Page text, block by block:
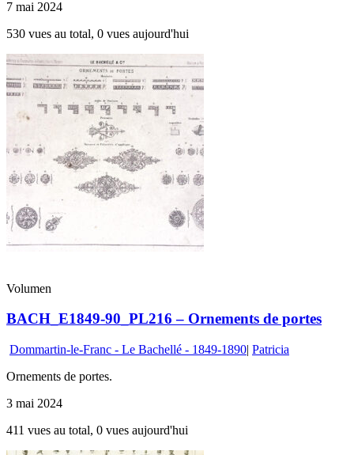
7 mai 2024
530 vues au total, 0 vues aujourd'hui
Volumen
BACH_E1849-90_PL216 – Ornements de portes
Dommartin-le-Franc - Le Bachellé - 1849-1890| Patricia
Ornements de portes.
3 mai 2024
411 vues au total, 0 vues aujourd'hui